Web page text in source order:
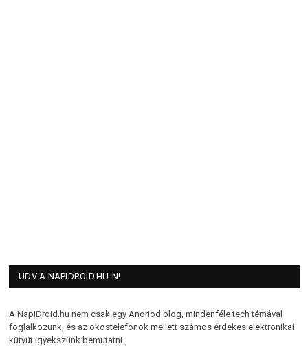
ÜDV A NAPIDROID.HU-N!
A NapiDroid.hu nem csak egy Andriod blog, mindenféle tech témával
foglalkozunk, és az okostelefonok mellett számos érdekes elektronikai
kütyüt igyekszünk bemutatni.